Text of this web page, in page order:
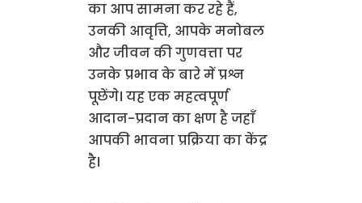
का आप सामना कर रहे हैं,
उनकी आवृत्ति, आपके मनोबल
और जीवन की गुणवत्ता पर
उनके प्रभाव के बारे में प्रश्न
पूछेंगे। यह एक महत्वपूर्ण
आदान-प्रदान का क्षण है जहाँ
आपकी भावना प्रक्रिया का केंद्र
है।